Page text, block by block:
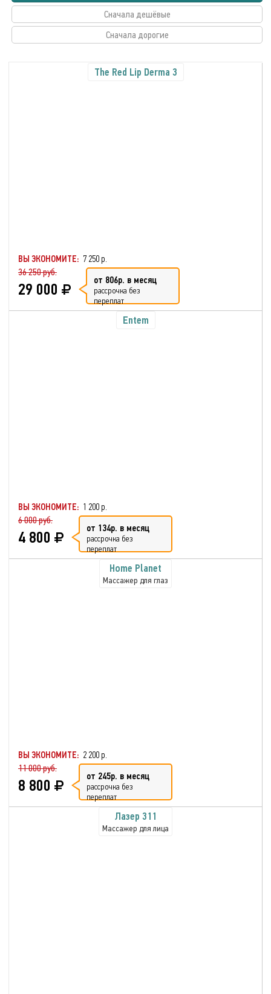
Сначала дешёвые
Сначала дорогие
The Red Lip Derma 3
ВЫ ЭКОНОМИТЕ: 7 250 р.
36 250 руб.
29 000 от 806р. в месяц
рассрочка без
переплат
Entem
ВЫ ЭКОНОМИТЕ: 1 200 р.
6 000 руб.
4 800 от 134р. в месяц
рассрочка без
переплат
Home Planet
Массажер для глаз
ВЫ ЭКОНОМИТЕ: 2 200 р.
11 000 руб.
8 800 от 245р. в месяц
рассрочка без
переплат
Лазер 311
Массажер для лица